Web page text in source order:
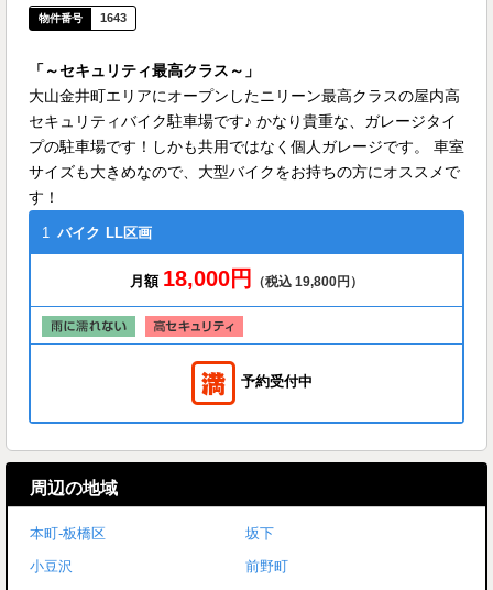
1643
「～セキュリティ最高クラス～」
大山金井町エリアにオープンしたニリーン最高クラスの屋内高
セキュリティバイク駐車場です♪ かなり貴重な、ガレージタイ
プの駐車場です！しかも共用ではなく個人ガレージです。 車室
サイズも大きめなので、大型バイクをお持ちの方にオススメで
す！
1 バイク LL区画
月額 18,000円 （税込 19,800円）
予約受付中
周辺の地域
本町-板橋区
坂下
小豆沢
前野町